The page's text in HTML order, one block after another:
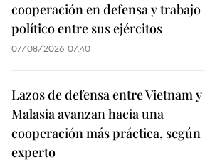
cooperación en defensa y trabajo
político entre sus ejércitos
07/08/2026 07:40
Lazos de defensa entre Vietnam y
Malasia avanzan hacia una
cooperación más práctica, según
experto